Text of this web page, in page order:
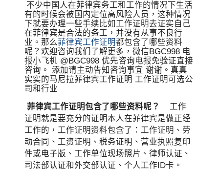
不少中国人在菲律宾务工和工作的情况下生活
有的时候会被国内定位高风险人员，这种情况
下就要办理一些手续比如工作证明去证实自己
在菲律宾是合法的务工，并没有从事不良行
业。那么菲律宾工作证明都包含了哪些资料
呢？欢迎咨询我们了解更多，微信BGC998 电
报小飞机 @BGC998 优先咨询电报免验证直接
咨询。 添加请主动告知咨询事宜 谢谢。真真
实实的马尼拉菲律宾工作证明 工作证明可选公
司和行业
菲律宾工作证明包含了哪些资料呢？
工作
证明就是要充分的证明本人在菲律宾是做正经
工作的，工作证明资料包含了：工作证明、劳
动合同、工资证明、税务证明、营业执照复印
件或电子版、工作单位现场照片、律师认证、
司法部认证和外交部认证、个人工作ID卡。